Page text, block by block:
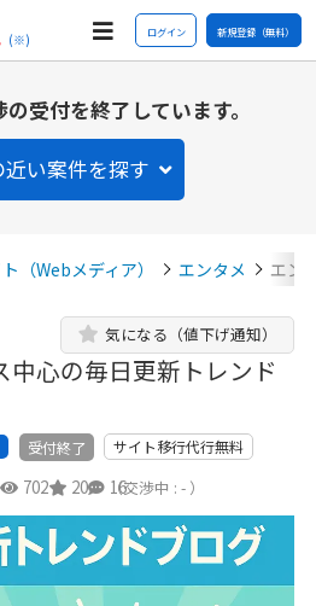
(※) ログイン 新規登録（無料）
受付を終了しています。
近い案件を探す
（Webメディア） エンタメ エン
中心の毎日更新トレンド
気になる（値下げ通知）
受付終了 サイト移行代行無料
702 20 16
（交渉中 : - ）